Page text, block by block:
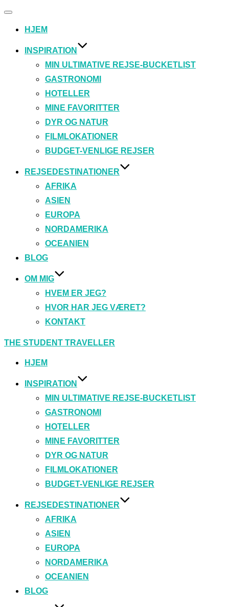
Slå
til/fraHJEM
INSPIRATION
MIN ULTIMATIVE REJSE-BUCKETLIST
GASTRONOMI
HOTELLER
MINE FAVORITTER
DYR OG NATUR
FILMLOKATIONER
BUDGET-VENLIGE REJSER
REJSEDESTINATIONER
AFRIKA
ASIEN
EUROPA
NORDAMERIKA
OCEANIEN
BLOG
OM MIG
HVEM ER JEG?
HVOR HAR JEG VÆRET?
KONTAKT
Videre
indhold
THE STUDENT TRAVELLER
HJEM
INSPIRATION
MIN ULTIMATIVE REJSE-BUCKETLIST
GASTRONOMI
HOTELLER
MINE FAVORITTER
DYR OG NATUR
FILMLOKATIONER
BUDGET-VENLIGE REJSER
REJSEDESTINATIONER
AFRIKA
ASIEN
EUROPA
NORDAMERIKA
OCEANIEN
BLOG